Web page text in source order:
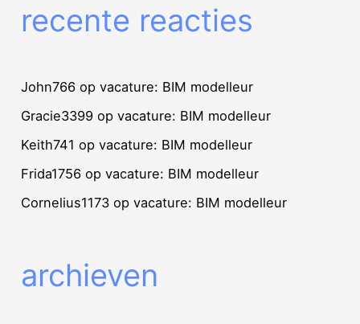
recente reacties
John766 opvacature: BIM modelleur
Gracie3399 opvacature: BIM modelleur
Keith741 opvacature: BIM modelleur
Frida1756 opvacature: BIM modelleur
Cornelius1173 opvacature: BIM modelleur
archieven